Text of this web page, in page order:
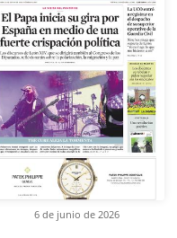
6 de junio de 2026